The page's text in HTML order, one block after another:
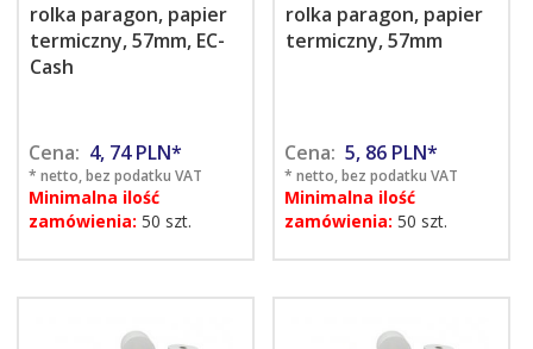
rolka paragon, papier
termiczny, 57mm, EC-
Cash
Cena: 4, 74 PLN*
* netto, bez podatku VAT
Minimalna ilość
zamówienia: 50 szt.
rolka paragon, papier
termiczny, 57mm
Cena: 5, 86 PLN*
* netto, bez podatku VAT
Minimalna ilość
zamówienia: 50 szt.